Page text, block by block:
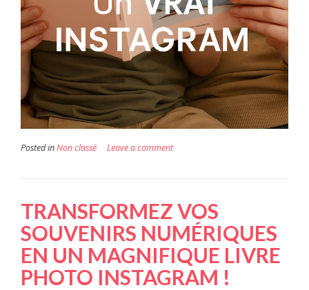
Posted inNon classé Leave a comment
TRANSFORMEZ VOS
SOUVENIRS NUMÉRIQUES
EN UN MAGNIFIQUE LIVRE
PHOTO INSTAGRAM !